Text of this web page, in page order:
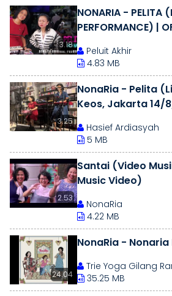
3.18
NONARIA - PELITA
PERFORMANCE) |
Peluit Akhir
4.83 MB
3.25
NonaRia - Pelita
Keos, Jakarta 14/
Hasief Ardiasyah
5 MB
2.53
Santai (Video
Music Video)
NonaRia
4.22 MB
24.04
NonaRia -
Trie Yoga Gilang
35.25 MB